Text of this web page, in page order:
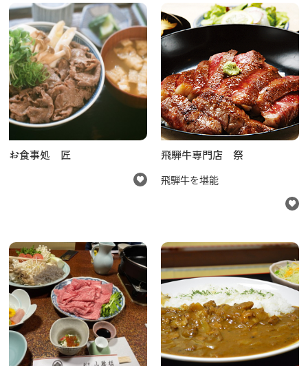
宿泊予約
アクセス
飛騨市の６つの魅力
ひだじまん図鑑
交通機関・道路情報
飛騨古川の駐車場
よくある質問
お知らせ
当サイトについて
協会について
お食事処 匠 飛騨牛専門店 祭
飛騨牛を堪能